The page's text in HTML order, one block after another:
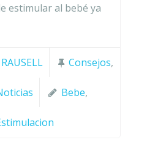
estimular al bebé ya
Consejos,
Bebe,